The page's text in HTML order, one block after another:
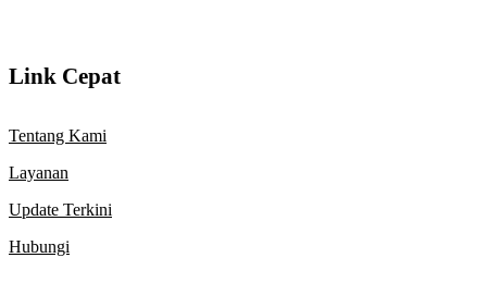
Link Cepat
Tentang Kami
Layanan
Update Terkini
Hubungi